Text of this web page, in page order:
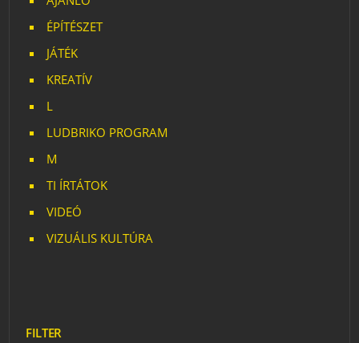
ÉPÍTÉSZET
JÁTÉK
KREATÍV
L
LUDBRIKO PROGRAM
M
TI ÍRTÁTOK
VIDEÓ
VIZUÁLIS KULTÚRA
FILTER